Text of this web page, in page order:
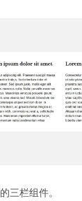
三栏组件。